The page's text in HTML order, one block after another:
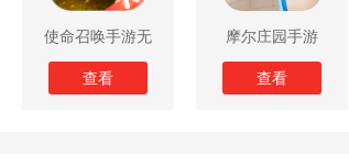
使命召唤手游无
限子弹版
查看
摩尔庄园手游
查看